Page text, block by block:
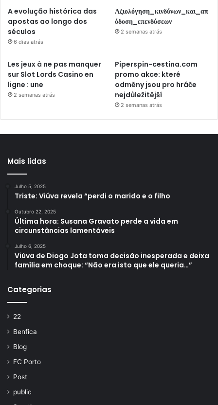
A evolução histórica das
apostas ao longo dos
séculos
6 dias atrás
Αξιολόγηση_κινδύνων_και_απ
όδοση_επενδύσεων
2 semanas atrás
Les jeux à ne pas manquer
sur Slot Lords Casino en
ligne : une
2 semanas atrás
Piperspin-cestina.com
promo akce: které
odměny jsou pro hráče
nejdůležitější
2 semanas atrás
Mais lidas
Julho 5, 2025
Triste: Viúva revela “perdi o marido e o filho
Outubro 22, 2025
Última hora: Susana Gravato perde a vida em
circunstâncias lamentáveis
Julho 6, 2025
Viúva de Diogo Jota toma decisão inesperada e deixa
família em choque: “Não era isto que ele queria…”
Categorias
22
Benfica
Blog
FC Porto
Post
public